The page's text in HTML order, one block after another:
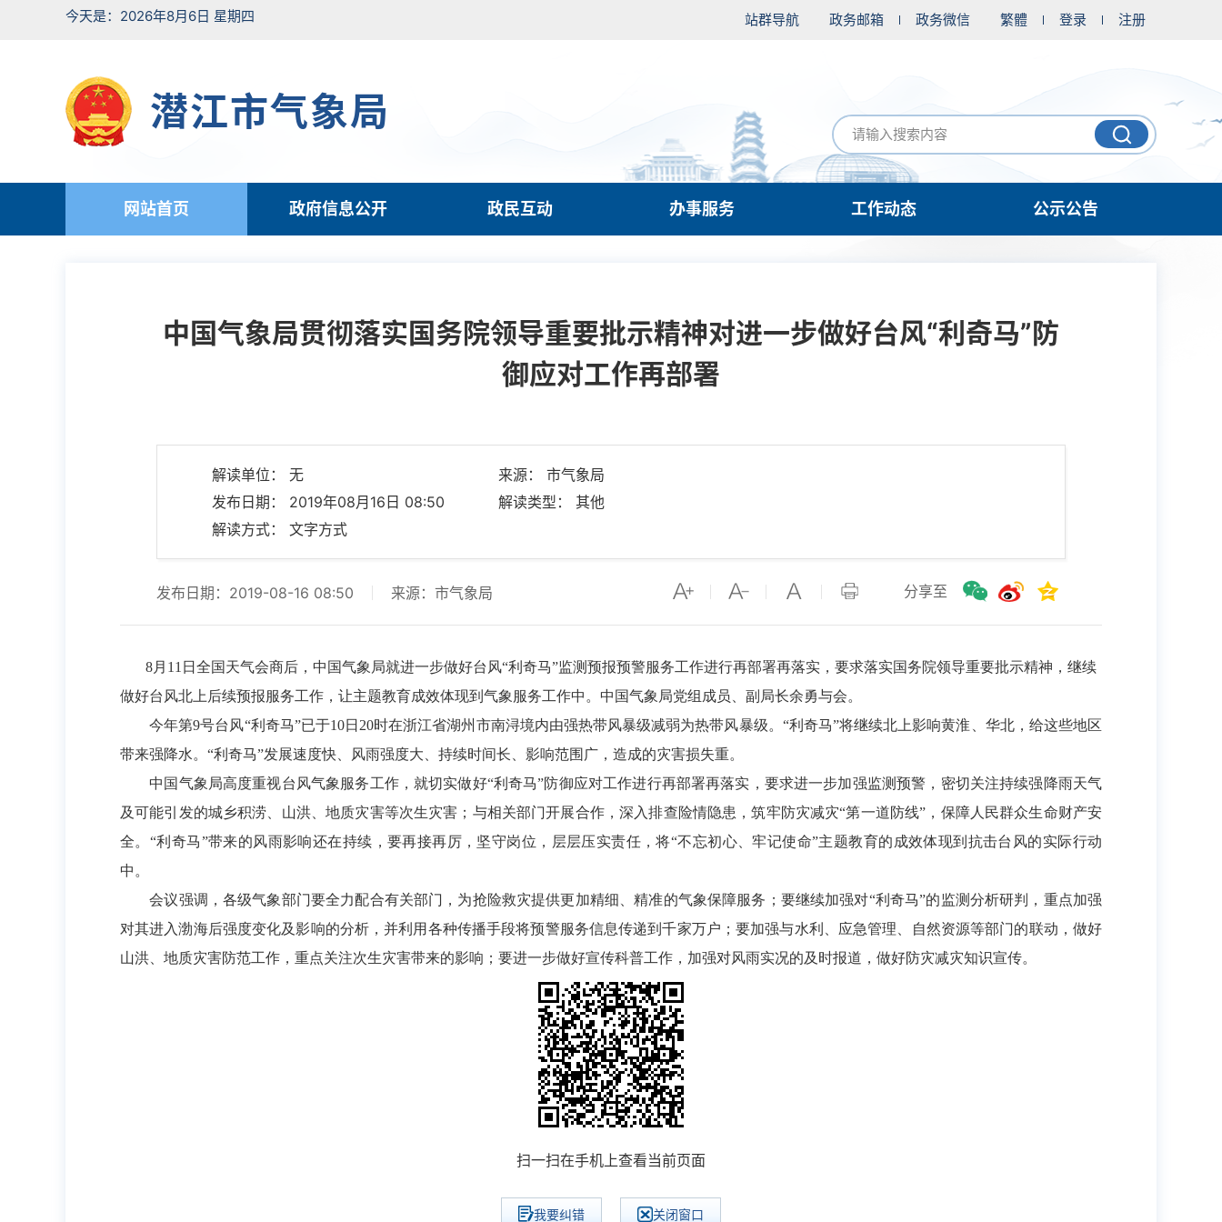
今天是：2026年8月6日 星期四 站群导航 政务邮箱 政务微信 繁體 登录 注册
潜江市气象局
网站首页 政府信息公开 政民互动 办事服务 工作动态 公示公告
中国气象局贯彻落实国务院领导重要批示精神对进一步做好台风“利奇马”防
御应对工作再部署
解读单位： 无
来源： 市气象局
发布日期： 2019年08月16日 08:50
解读类型： 其他
解读方式： 文字方式
分享至
发布日期：2019-08-16 08:50 来源：市气象局
8月11日全国天气会商后，中国气象局就进一步做好台风“利奇马”监测预报预警服务工作进行再部署再落实，要求落实国务院领导重要批示精神，继续
做好台风北上后续预报服务工作，让主题教育成效体现到气象服务工作中。中国气象局党组成员、副局长余勇与会。
今年第9号台风“利奇马”已于10日20时在浙江省湖州市南浔境内由强热带风暴级减弱为热带风暴级。“利奇马”将继续北上影响黄淮、华北，给这些地区
带来强降水。“利奇马”发展速度快、风雨强度大、持续时间长、影响范围广，造成的灾害损失重。
中国气象局高度重视台风气象服务工作，就切实做好“利奇马”防御应对工作进行再部署再落实，要求进一步加强监测预警，密切关注持续强降雨天气
及可能引发的城乡积涝、山洪、地质灾害等次生灾害；与相关部门开展合作，深入排查险情隐患，筑牢防灾减灾“第一道防线”，保障人民群众生命财产安
全。“利奇马”带来的风雨影响还在持续，要再接再厉，坚守岗位，层层压实责任，将“不忘初心、牢记使命”主题教育的成效体现到抗击台风的实际行动
中。
会议强调，各级气象部门要全力配合有关部门，为抢险救灾提供更加精细、精准的气象保障服务；要继续加强对“利奇马”的监测分析研判，重点加强
对其进入渤海后强度变化及影响的分析，并利用各种传播手段将预警服务信息传递到千家万户；要加强与水利、应急管理、自然资源等部门的联动，做好
山洪、地质灾害防范工作，重点关注次生灾害带来的影响；要进一步做好宣传科普工作，加强对风雨实况的及时报道，做好防灾减灾知识宣传。
扫一扫在手机上查看当前页面
我要纠错 关闭窗口